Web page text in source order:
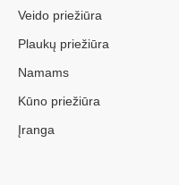
Veido priežiūra
Plaukų priežiūra
Namams
Kūno priežiūra
Įranga